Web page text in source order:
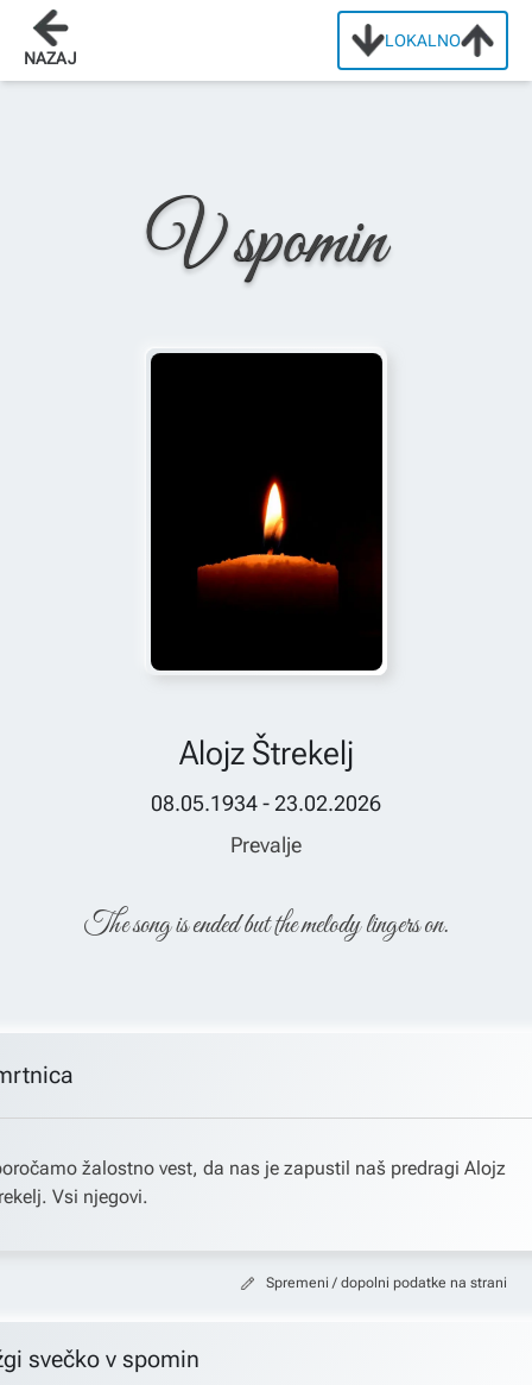
LOKALNO
NAZAJ
Domov
V spomin
Alojz Štrekelj
08.05.1934 - 23.02.2026
Prevalje
The song is ended but the melody lingers on.
žalostno vest, da nas je zapustil naš predragi Alojz
Vsi njegovi.
Spremeni / dopolni podatke na strani
svečko v spomin